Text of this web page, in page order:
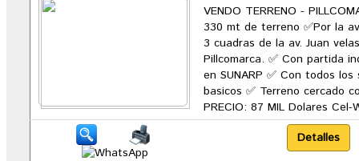
VENDO TERRENO -
330 mt de terreno ✅Por la
3 cuadras de la av. Juan
Pillcomarca. ✅ Con partida
en SUNARP ✅ Con todos los
basicos ✅ Terreno cercado
PRECIO: 87 MIL Dolares Cel-